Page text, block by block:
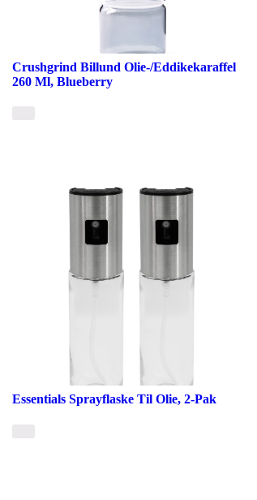
Crushgrind Billund Olie-/Eddikekaraffel
260 Ml, Blueberry
Essentials Sprayflaske Til Olie, 2-Pak